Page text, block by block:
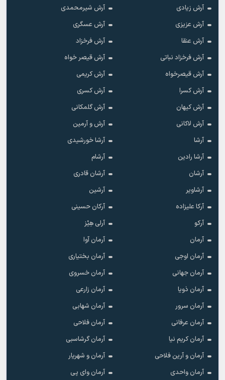
آرش زیادی
آرش شیرمحمدی
آرش عزیزی
آرش عسگری
آرش عنقا
آرش فرخزاد
آرش فرخزاد نباتی
آرش قیصر خواه
آرش قیصرخواه
آرش کریمی
آرش کسرا
آرش کسری
آرش کیهان
آرش گلمکانی
آرش لاکانی
آرش و آرمین
آرشا
آرشا خورشیدی
آرشا رادین
آرشام
آرشان
آرشان قادری
آرشاویر
آرشین
آرکا علیزاده
آرکان حسینی
آرکو
آرلی هِیْز
آرمان
آرمان آوا
آرمان اوجی
آرمان بختیاری
آرمان جهانی
آرمان خسروی
آرمان ذویا
آرمان زارعی
آرمان سرور
آرمان شهابی
آرمان عرفانی
آرمان فلاحی
آرمان کریم نیا
آرمان گرشاسبی
آرمان و آرین فلاحی
آرمان و شهریار
آرمان واحدی
آرمان وای پی